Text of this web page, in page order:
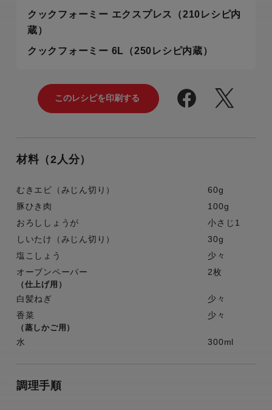
クックフォーミー エクスプレス（210レシピ内
蔵）
クックフォーミー 6L（250レシピ内蔵）
材料（2人分）
むきエビ（みじん切り）
60g
豚ひき肉
100g
おろししょうが
小さじ1
しいたけ（みじん切り）
30g
塩こしょう
少々
オーブンペーパー
2枚
（仕上げ用）
白髪ねぎ
少々
香菜
少々
（蒸しかご用）
水 300ml
調理手順